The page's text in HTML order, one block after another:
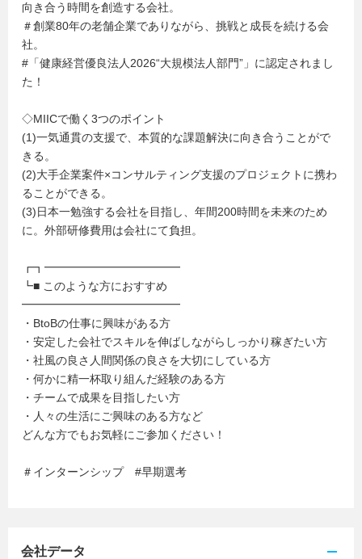
向き合う時間を創造する会社。
＃創業80年の老舗企業でありながら、挑戦と成長を続ける会
社。
#「健康経営優良法人2026“大規模法人部門”」に認定されまし
た！
◇MIICで働く3つのポイント
(1)一気通貫の支援で、本質的な課題解決に向き合うことがで
きる。
(2)大手企業案件×コンサルティング支援のプロジェクトに携わ
ることができる。
(3)日本一勉強する会社を目指し、年間200時間を未来のため
に。外部研修費用は会社にて負担。
┏┓━━━━━━━━━━━━
┗■ このような方におすすめ
━━━━━━━━━━━━━━
・BtoBの仕事に興味がある方
・安定した会社でスキルを伸ばしながらしっかり稼ぎたい方
・社風の良さ人間関係の良さを大切にしている方
・何かに精一杯取り組んだ経験のある方
・チームで成果を目指したい方
・人々の生活にご興味のある方など
どんな方でもお気軽にご参加ください！
＃インターンシップ #早期選考
会社データ